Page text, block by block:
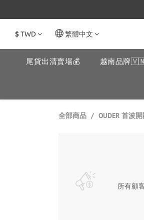
$TWD 繁體中文
尾貨出清賣場💰 越南品牌
全部商品 OUDER 首波
所有顧